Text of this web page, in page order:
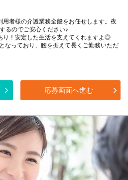
用者様の介護業務全般をお任せします。夜
るのでご安心ください♪
り！安定した生活を支えてくれますよ◎
なっており、腰を据えて長くご勤務いただ
応募画面へ進む